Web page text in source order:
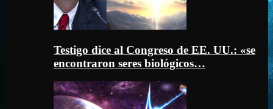
Testigo dice al Congreso de EE. UU.: «se
encontraron seres biológicos…